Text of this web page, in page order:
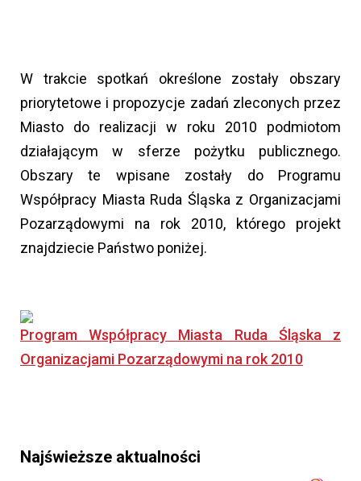
W trakcie spotkań określone zostały obszary
priorytetowe i propozycje zadań zleconych przez
Miasto do realizacji w roku 2010 podmiotom
działającym w sferze pożytku publicznego.
Obszary te wpisane zostały do Programu
Współpracy Miasta Ruda Śląska z Organizacjami
Pozarządowymi na rok 2010, którego projekt
znajdziecie Państwo poniżej.
Program Współpracy Miasta Ruda Śląska z
Organizacjami Pozarządowymi na rok 2010
Najświeższe aktualności